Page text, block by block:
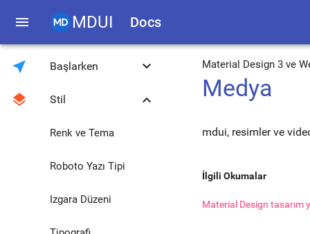
menu MDUI Docs
near_me Başlarken keyboard_arrow_down
Giriş
İndir
Uyumluluk
JavaScript Araç
Kütüphanesi
JavaScript Global
layers Stil keyboard_arrow_down
Renk ve Tema
Roboto Yazı Tipi
Izgara Düzeni
Material Design 3 ve
Medya
mdui, resimler ve
İlgili Okumalar
Material Design tasarım